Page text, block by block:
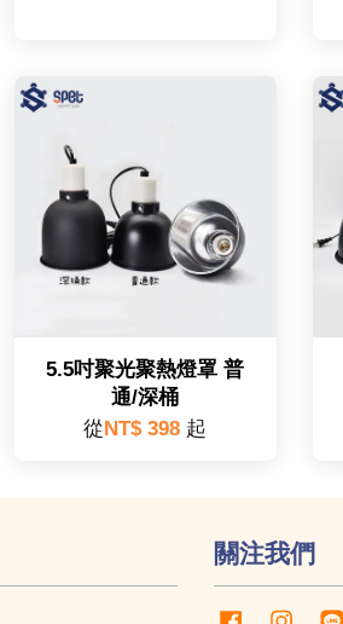
5.5吋聚光聚熱燈罩 普
通/深桶
從NT$ 398 起
關注我們
Facebook